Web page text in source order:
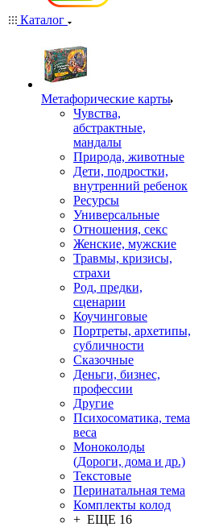
Каталог
Mетафорические карты
Чувства,
абстрактные,
мандалы
Природа, животные
Дети, подростки,
внутренний ребенок
Ресурсы
Универсальные
Отношения, секс
Женские, мужские
Травмы, кризисы,
страхи
Род, предки,
сценарии
Коучинговые
Портреты, архетипы,
субличности
Сказочные
Деньги, бизнес,
профессии
Другие
Психосоматика, тема
веса
Моноколоды
(Дороги, дома и др.)
Текстовые
Перинатальная тема
Комплекты колод
+ ЕЩЕ 16